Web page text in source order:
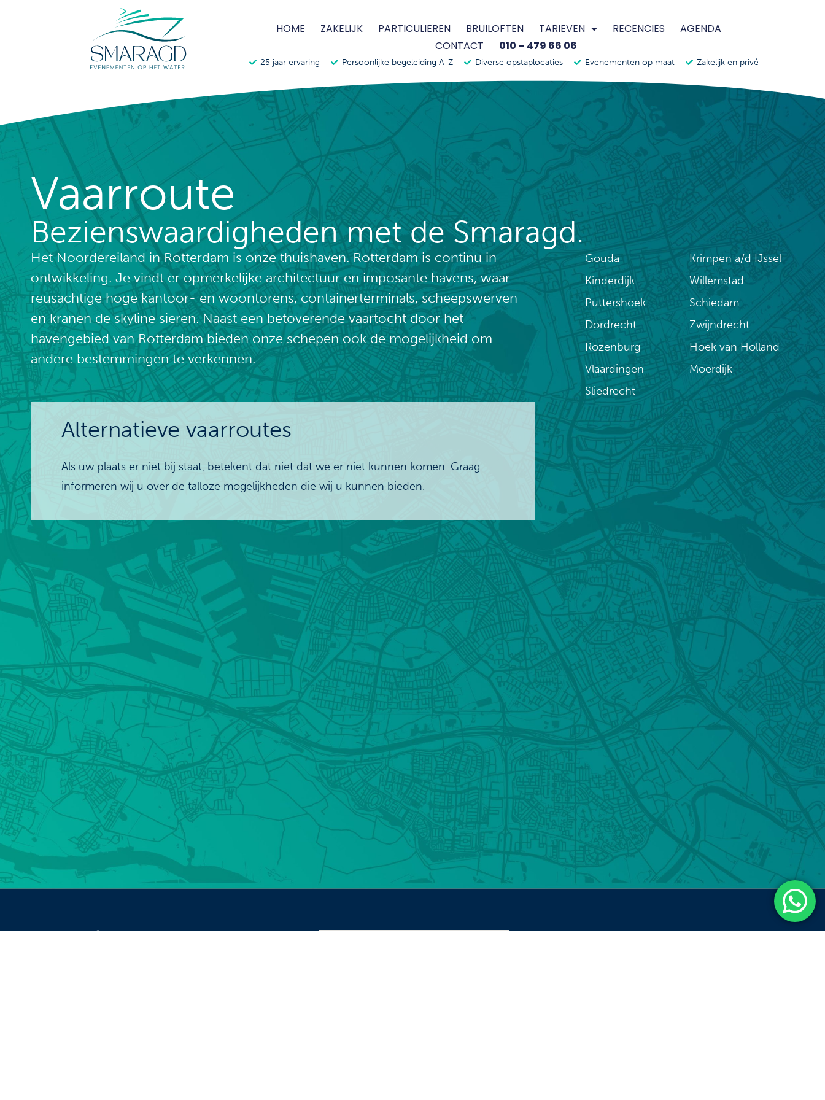
HOME ZAKELIJK PARTICULIEREN BRUILOFTEN TARIEVEN RECENCIES
AGENDA
CONTACT
010 – 479 66 06
25 jaar ervaring Persoonlijke begeleiding A-Z Diverse opstaplocaties Evenementen op maat Zakelijk en privé
Vaarroute
Bezienswaardig­heden met de Smaragd.
Het Noordereiland in Rotterdam is onze thuishaven. Rotterdam is continu in
ontwikkeling. Je vindt er opmerkelijke architectuur en imposante havens, waar
reusachtige hoge kantoor- en woontorens, containerterminals, scheepswerven
en kranen de skyline sieren. Naast een betoverende vaartocht door het
havengebied van Rotterdam bieden onze schepen ook de mogelijkheid om
andere bestemmingen te verkennen.
Gouda
Kinderdijk
Puttershoek
Dordrecht
Rozenburg
Vlaardingen
Sliedrecht
Krimpen a/d IJssel
Willemstad
Schiedam
Zwijndrecht
Hoek van Holland
Moerdijk
Alternatieve vaarroutes
Als uw plaats er niet bij staat, betekent dat niet dat we er niet kunnen komen. Graag
informeren wij u over de talloze mogelijkheden die wij u kunnen bieden.